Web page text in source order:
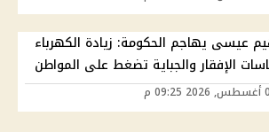
عيسى يهاجم الحكومة: زيادة الكهرباء
الإفقار والجباية تضغط على المواطن